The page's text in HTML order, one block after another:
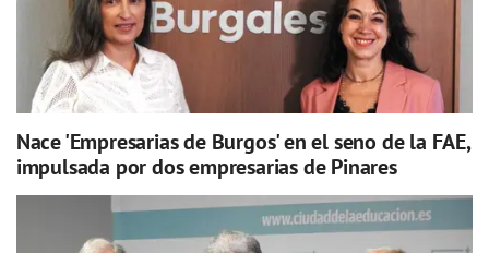
Nace 'Empresarias de Burgos' en el seno de la FAE,
impulsada por dos empresarias de Pinares